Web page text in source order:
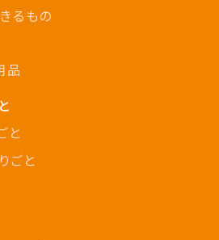
るもの
品
と
ごと